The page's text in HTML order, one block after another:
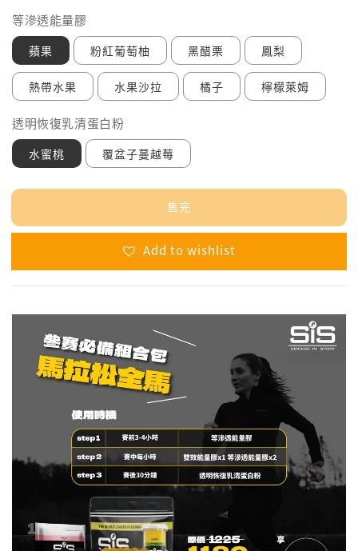
等滲透能量膠
蘋果 粉紅葡萄柚 黑醋栗 鳳梨
熱帶水果 水果沙拉 橘子 檸檬萊姆
透明恢復乳清蛋白粉
水蜜桃 覆盆子蔓越莓
售完
Add to wishlist